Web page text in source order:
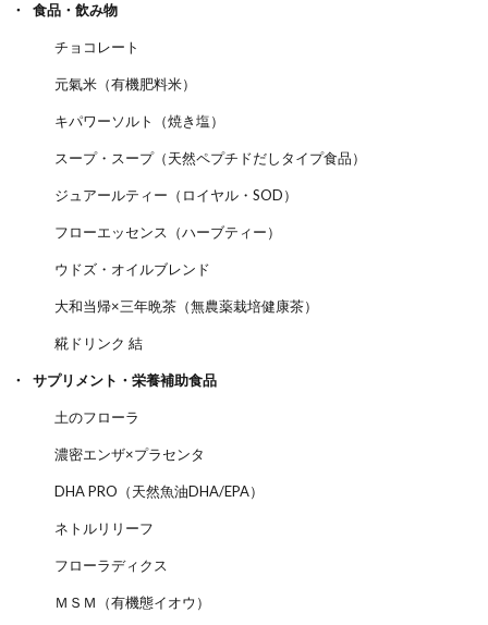
食品・飲み物
チョコレート
元氣米（有機肥料米）
キパワーソルト（焼き塩）
スープ・スープ（天然ペプチドだしタイプ食品）
ジュアールティー（ロイヤル・SOD）
フローエッセンス（ハーブティー）
ウドズ・オイルブレンド
大和当帰×三年晩茶（無農薬栽培健康茶）
糀ドリンク 結
サプリメント・栄養補助食品
土のフローラ
濃密エンザ×プラセンタ
DHA PRO（天然魚油DHA/EPA）
ネトルリリーフ
フローラディクス
ＭＳＭ（有機態イオウ）